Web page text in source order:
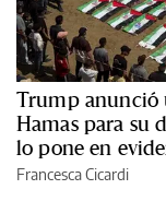
Trump anunció
Hamas para su
lo pone en
Francesca Cicardi